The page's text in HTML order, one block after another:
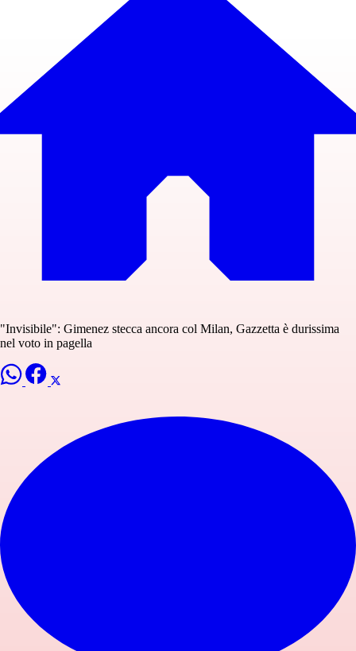
"Invisibile": Gimenez stecca ancora col Milan, Gazzetta è durissima
nel voto in pagella